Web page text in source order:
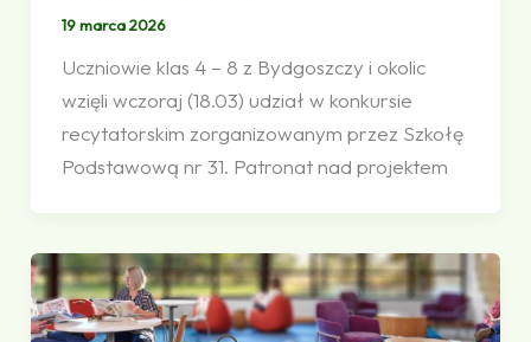
19 marca 2026
Uczniowie klas 4 – 8 z Bydgoszczy i okolic
wzięli wczoraj (18.03) udział w konkursie
recytatorskim zorganizowanym przez Szkołę
Podstawową nr 31. Patronat nad projektem